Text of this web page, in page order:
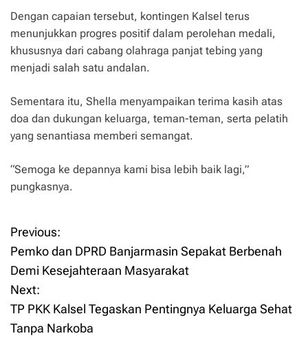
Dengan capaian tersebut, kontingen Kalsel terus
menunjukkan progres positif dalam perolehan medali,
khususnya dari cabang olahraga panjat tebing yang
menjadi salah satu andalan.
Sementara itu, Shella menyampaikan terima kasih atas
doa dan dukungan keluarga, teman-teman, serta pelatih
yang senantiasa memberi semangat.
“Semoga ke depannya kami bisa lebih baik lagi,”
pungkasnya.
P
o
s
t
Previous:
Pemko dan DPRD Banjarmasin Sepakat Berbenah
Demi Kesejahteraan Masyarakat
Next:
TP PKK Kalsel Tegaskan Pentingnya Keluarga Sehat
Tanpa Narkoba